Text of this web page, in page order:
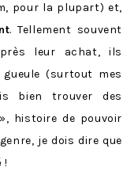
pour la plupart) et,
. Tellement souvent
leur achat, ils
(surtout mes
bien trouver des
histoire de pouvoir
je dois dire que
!